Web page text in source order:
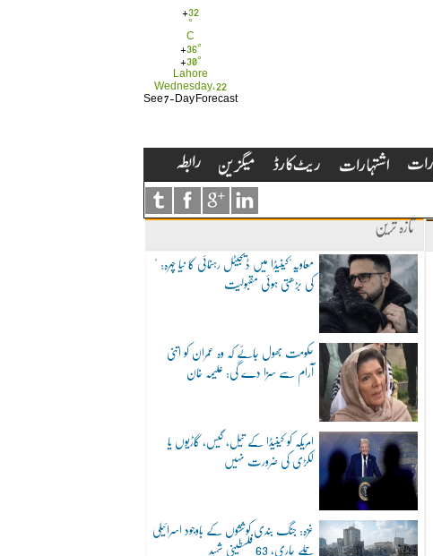
+32
°
C
+36°
+30°
Lahore
Wednesday, 22
See 7-Day Forecast
تازہ ترین
"معاویہ"کینیڈا میں ڈیجیٹل رہنمائی کا نیا چہرہ:
کی بڑھتی ہوئی مقبولیت
حکومت بھول جائے کہ وہ عمران کو اتنی
آرام سے سزا دے گی: علیمہ خان
امریکہ کو کینیڈا کے تیل، گیس، گاڑیوں یا
لکڑی کی ضرورت نہیں
غزہ: جنگ بندی کوششوں کے باوجود اسرائیلی
حملے جاری، 63 فلسطینی شہید